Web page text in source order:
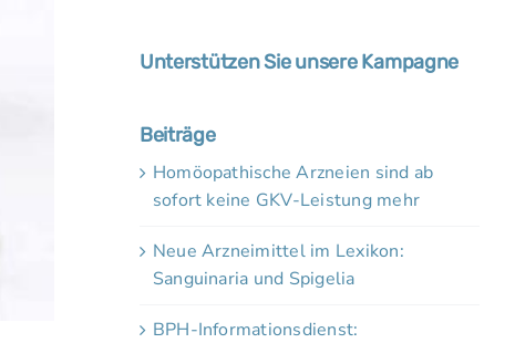
Unterstützen Sie unsere Kampagne
Beiträge
Homöopathische Arzneien sind ab
sofort keine GKV-Leistung mehr
Neue Arzneimittel im Lexikon:
Sanguinaria und Spigelia
BPH-Informationsdienst: